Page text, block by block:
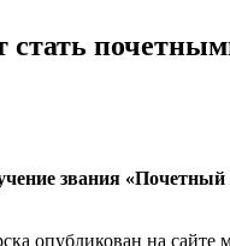
стать
звания
опубликован на